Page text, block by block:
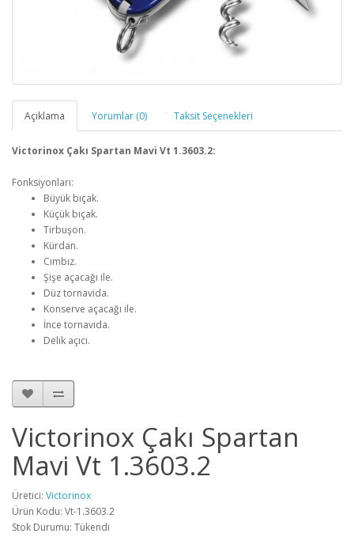
Açıklama Yorumlar (0) Taksit Seçenekleri
Victorinox Çakı Spartan Mavi Vt 1.3603.2:
Fonksiyonları:
Büyük bıçak.
Küçük bıçak.
Tirbuşon.
Kürdan.
Cımbız.
Şişe açacağı ile.
Düz tornavida.
Konserve açacağı ile.
İnce tornavida.
Delik açıcı.
Victorinox Çakı Spartan
Mavi Vt 1.3603.2
Üretici: Victorinox
Ürün Kodu: Vt-1.3603.2
Stok Durumu: Tükendi